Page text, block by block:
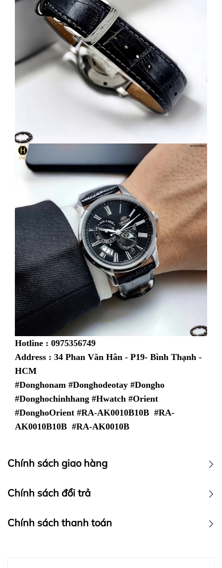
Hotline : 0975356749
Address : 34 Phan Văn Hân - P19- Bình Thạnh -
HCM
#Donghonam #Donghodeotay #Dongho
#Donghochinhhang #Hwatch #Orient
#DonghoOrient #RA-AK0010B10B #RA-
AK0010B10B #RA-AK0010B
Chính sách giao hàng
Chính sách vận chuyển
Chính sách đổi trả
Chính sách thanh toán